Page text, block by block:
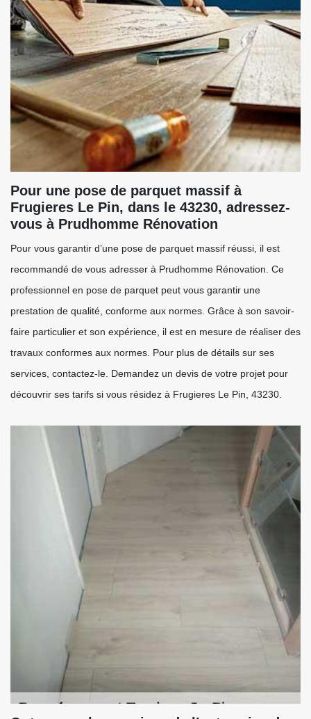
Pour une pose de parquet massif à
Frugieres Le Pin, dans le 43230, adressez-
vous à Prudhomme Rénovation
Pour vous garantir d’une pose de parquet massif réussi, il est
recommandé de vous adresser à Prudhomme Rénovation. Ce
professionnel en pose de parquet peut vous garantir une
prestation de qualité, conforme aux normes. Grâce à son savoir-
faire particulier et son expérience, il est en mesure de réaliser des
travaux conformes aux normes. Pour plus de détails sur ses
services, contactez-le. Demandez un devis de votre projet pour
découvrir ses tarifs si vous résidez à Frugieres Le Pin, 43230.